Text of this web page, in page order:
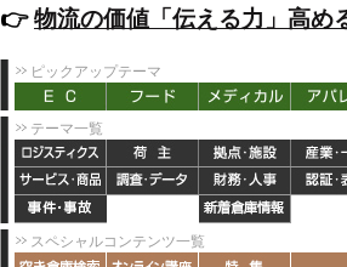
👉️物流の価値「伝える力」高め
ピックアップテーマ
テーマ一覧
スペシャルコンテンツ一覧